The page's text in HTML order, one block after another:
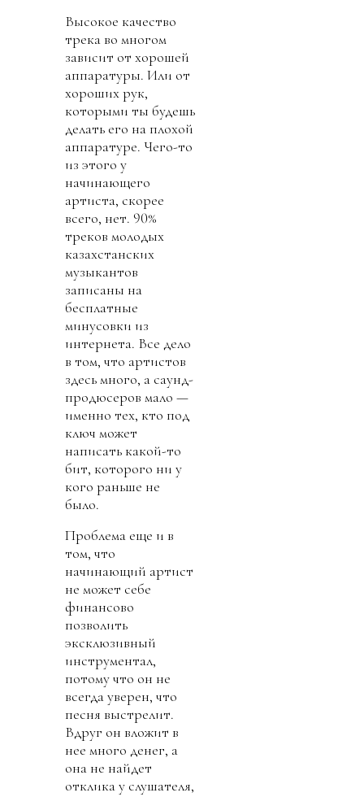
Высокое качество
трека во многом
зависит от хорошей
аппаратуры. Или от
хороших рук,
которыми ты будешь
делать его на плохой
аппаратуре. Чего-то
из этого у
начинающего
артиста, скорее
всего, нет. 90%
треков молодых
казахстанских
музыкантов
записаны на
бесплатные
минусовки из
интернета. Все дело
в том, что артистов
здесь много, а саунд-
продюсеров мало —
именно тех, кто под
ключ может
написать какой-то
бит, которого ни у
кого раньше не
было.
Проблема еще и в
том, что
начинающий артист
не может себе
финансово
позволить
эксклюзивный
инструментал,
потому что он не
всегда уверен, что
песня выстрелит.
Вдруг он вложит в
нее много денег, а
она не найдет
отклика у слушателя,